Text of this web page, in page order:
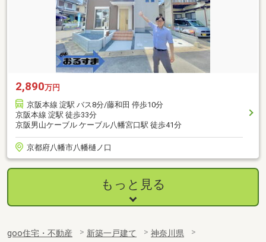
2,890万円
京阪本線 淀駅 バス8分/藤和田 停歩10分
京阪本線 淀駅 徒歩33分
京阪男山ケーブル ケーブル八幡宮口駅 徒歩41分
京都府八幡市八幡樋ノ口
もっと見る
goo住宅・不動産 新築一戸建て
神奈川県